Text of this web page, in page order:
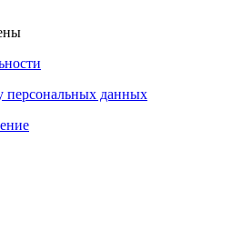
персональных данных